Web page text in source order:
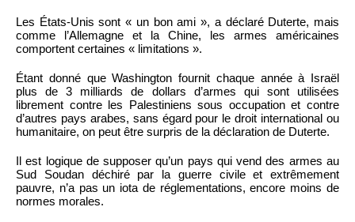
Les États-Unis sont « un bon ami », a déclaré Duterte, mais
comme l’Allemagne et la Chine, les armes américaines
comportent certaines « limitations ».
Étant donné que Washington fournit chaque année à Israël
plus de 3 milliards de dollars d’armes qui sont utilisées
librement contre les Palestiniens sous occupation et contre
d’autres pays arabes, sans égard pour le droit international ou
humanitaire, on peut être surpris de la déclaration de Duterte.
Il est logique de supposer qu’un pays qui vend des armes au
Sud Soudan déchiré par la guerre civile et extrêmement
pauvre, n’a pas un iota de réglementations, encore moins de
normes morales.